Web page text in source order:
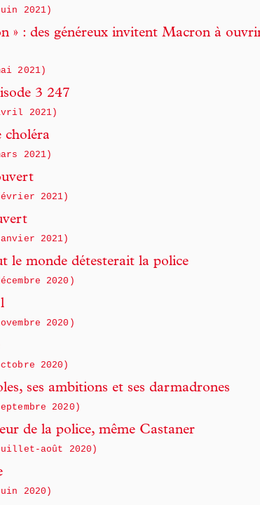
2021)
» : des généreux invitent Macron à
2021)
3 247
2021)
choléra
2021)
2021)
2021)
le monde détesterait la police
2020)
2020)
2020)
ses ambitions et ses darmadrones
2020)
de la police, même Castaner
août 2020)
2020)